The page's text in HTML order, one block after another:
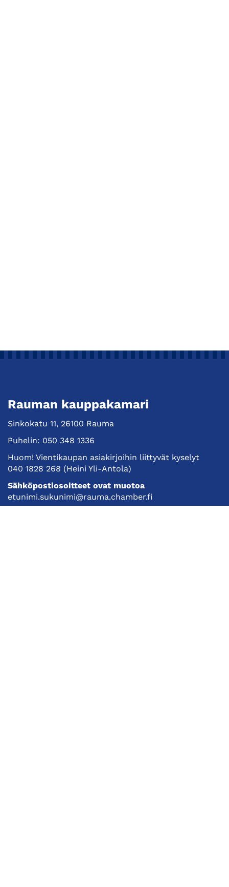
Rauman kauppakamari
Sinkokatu 11, 26100 Rauma
Puhelin: 050 348 1336
Huom! Vientikaupan asiakirjoihin liittyvät kyselyt
040 1828 268 (Heini Yli-Antola)
Sähköpostiosoitteet ovat muotoa
etunimi.sukunimi@rauma.chamber.fi